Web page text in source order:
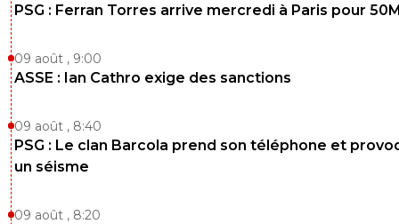
PSG : Ferran Torres arrive mercredi à Paris pour
09 août , 9:00
ASSE : Ian Cathro exige des sanctions
09 août , 8:40
PSG : Le clan Barcola prend son téléphone et
un séisme
09 août , 8:20